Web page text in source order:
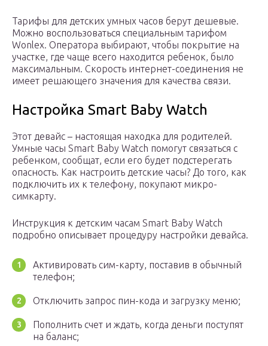
Тарифы для детских умных часов берут дешевые.
Можно воспользоваться специальным тарифом
Wonlex. Оператора выбирают, чтобы покрытие на
участке, где чаще всего находится ребенок, было
максимальным. Скорость интернет-соединения не
имеет решающего значения для качества связи.
Настройка Smart Baby Watch
Этот девайс – настоящая находка для родителей.
Умные часы Smart Baby Watch помогут связаться с
ребенком, сообщат, если его будет подстерегать
опасность. Как настроить детские часы? До того, как
подключить их к телефону, покупают микро-
симкарту.
Инструкция к детским часам Smart Baby Watch
подробно описывает процедуру настройки девайса.
Активировать сим-карту, поставив в обычный
телефон;
Отключить запрос пин-кода и загрузку меню;
Пополнить счет и ждать, когда деньги поступят
на баланс;